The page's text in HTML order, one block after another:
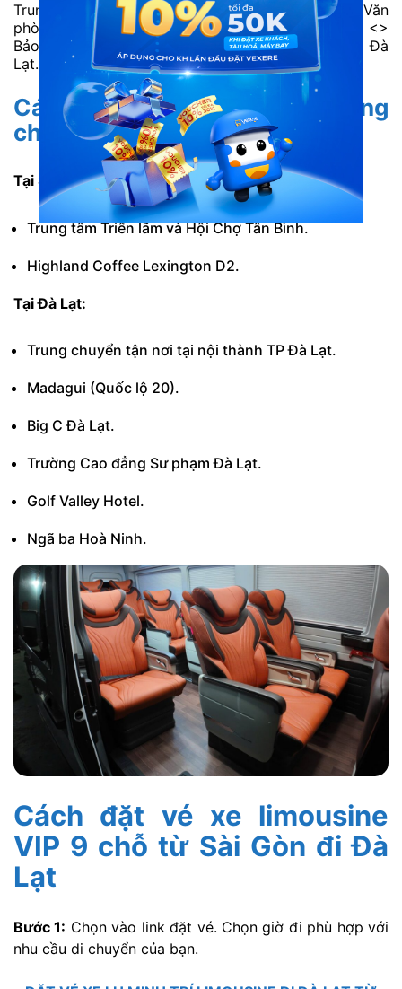
Trung tâm Triển lãm và Hội chợ Tân Bình <> Văn
phòng Sài Gòn <> Highland Coffee Lexington D2 <>
Bảo Lộc <> Di Linh <> Đức Trọng <> Văn phòng Đà
Lạt.
Các điểm đón trả và trung
chuyển khách
Tại Sài Gòn:
Trung tâm Triển lãm và Hội Chợ Tân Bình.
Highland Coffee Lexington D2.
Tại Đà Lạt:
Trung chuyển tận nơi tại nội thành TP Đà Lạt.
Madagui (Quốc lộ 20).
Big C Đà Lạt.
Trường Cao đẳng Sư phạm Đà Lạt.
Golf Valley Hotel.
Ngã ba Hoà Ninh.
Cách đặt vé xe limousine
VIP 9 chỗ từ Sài Gòn đi Đà
Lạt
Bước 1: Chọn vào link đặt vé. Chọn giờ đi phù hợp với
nhu cầu di chuyển của bạn.